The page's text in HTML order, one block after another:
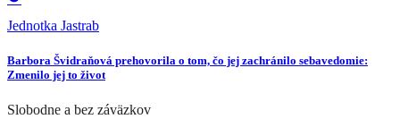
Jednotka Jastrab
Barbora Švidraňová prehovorila o tom, čo jej zachránilo sebavedomie:
Zmenilo jej to život
Slobodne a bez záväzkov